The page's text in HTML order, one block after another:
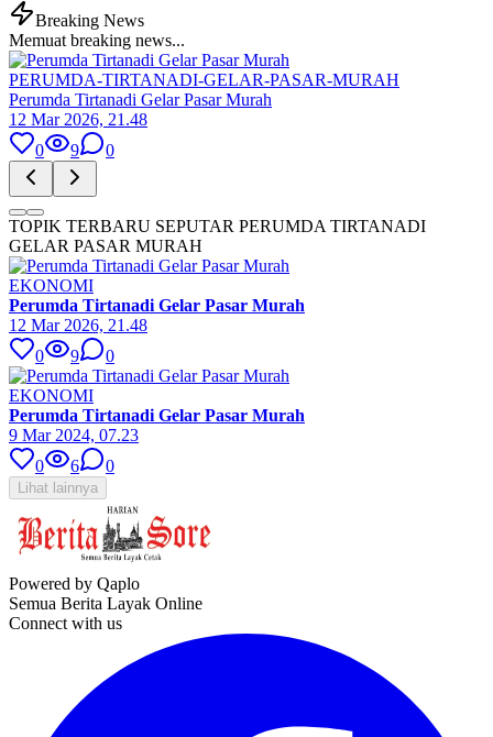
Breaking News
Memuat breaking news...
PERUMDA-TIRTANADI-GELAR-PASAR-MURAH
Perumda Tirtanadi Gelar Pasar Murah
12 Mar 2026, 21.48
0
9 0
TOPIK TERBARU SEPUTAR PERUMDA TIRTANADI
GELAR PASAR MURAH
EKONOMI
Perumda Tirtanadi Gelar Pasar Murah
12 Mar 2026, 21.48
0
9 0
EKONOMI
Perumda Tirtanadi Gelar Pasar Murah
9 Mar 2024, 07.23
0
6 0
Lihat lainnya
Powered by Qaplo
Semua Berita Layak Online
Connect with us